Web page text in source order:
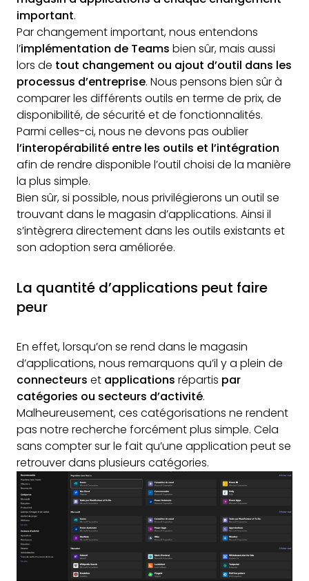
important.
Par changement important, nous entendons
l’implémentation de Teams bien sûr, mais aussi
lors de tout changement ou ajout d’outil dans les
processus d’entreprise. Nous pensons bien sûr à
comparer les différents outils en terme de prix, de
disponibilité, de sécurité et de fonctionnalités.
Parmi celles-ci, nous ne devons pas oublier
l’interopérabilité entre les outils et l’intégration
afin de rendre disponible l’outil choisi de la manière
la plus simple.
Bien sûr, si possible, nous privilégierons un outil se
trouvant dans le magasin d’applications. Ainsi il
s’intègrera directement dans les outils existants et
son adoption sera améliorée.
La quantité d’applications peut faire
peur
En effet, lorsqu’on se rend dans le magasin
d’applications, nous remarquons qu’il y a plein de
connecteurs et applications répartis par
catégories ou secteurs d’activité.
Malheureusement, ces catégorisations ne rendent
pas notre recherche forcément plus simple. Cela
sans compter sur le fait qu’une application peut se
retrouver dans plusieurs catégories.